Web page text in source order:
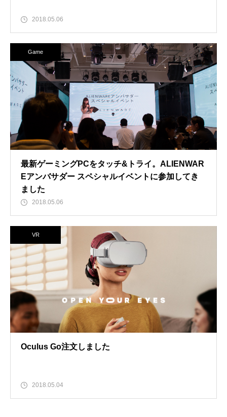
2018.05.06
Game
最新ゲーミングPCをタッチ&トライ。ALIENWAR
Eアンバサダー スペシャルイベントに参加してき
ました
2018.05.06
VR
Oculus Go注文しました
2018.05.04